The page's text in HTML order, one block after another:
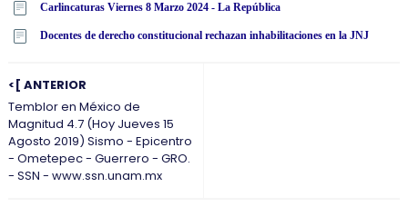
Carlincaturas Viernes 8 Marzo 2024 - La República
Docentes de derecho constitucional rechazan inhabilitaciones en la JNJ
<[ ANTERIOR
Temblor en México de
Magnitud 4.7 (Hoy Jueves 15
Agosto 2019) Sismo - Epicentro
- Ometepec - Guerrero - GRO.
- SSN - www.ssn.unam.mx